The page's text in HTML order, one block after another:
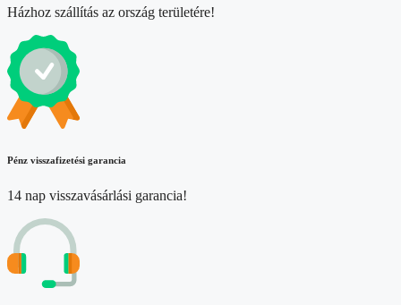
Házhoz szállítás az ország területére!
Pénz visszafizetési garancia
14 nap visszavásárlási garancia!